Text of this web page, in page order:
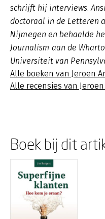
schrijft hij interviews.
doctoraal in de Letteren
Nijmegen en behaalde
Journalism aan de
Universiteit van
Alle boeken van Jeroen
Alle recensies van
Boek bij dit